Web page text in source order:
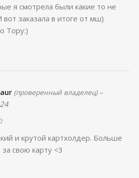
я смотрела были какие то не
вот заказала в итоге от мш)
Тору:)
(проверенный владелец) –
и крутой картхолдер. Больше
свою карту <3